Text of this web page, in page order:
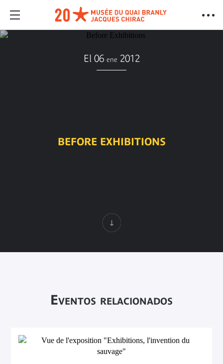
El 06 ene 2012
BEFORE EXHIBITIONS
Eventos relacionados